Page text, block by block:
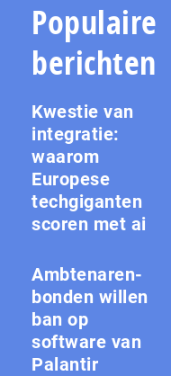
Populaire
berichten
Kwestie van
integratie:
waarom
Europese
techgiganten
scoren met ai
Amb­te­na­ren­
bon­den willen
ban op
software van
Palantir